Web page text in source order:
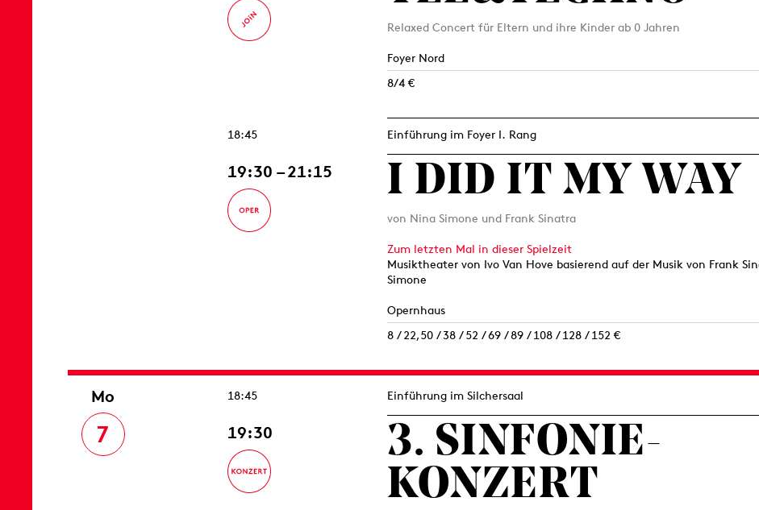
Relaxed Concert für Eltern und ihre Kinder ab 0 Jahren
Foyer Nord
8/4 €
18:45 Einführung im Foyer I. Rang
19:30 – 21:15 I DID IT MY WAY
von Nina Simone und Frank Sinatra
Zum letzten Mal in dieser Spielzeit
Musiktheater von Ivo Van Hove basierend auf der Musik von Frank
Simone
Opernhaus
8 / 22,50 / 38 / 52 / 69 / 89 / 108 / 128 / 152 €
Mo
7
18:45 Einführung im Silchersaal
19:30
3. SINFONIE­
KONZERT